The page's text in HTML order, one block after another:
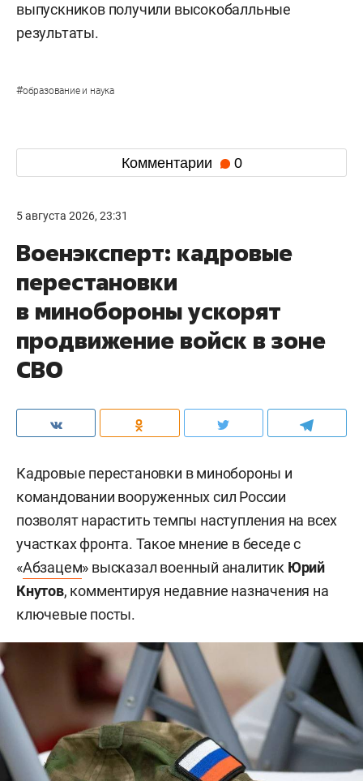
выпускников получили высокобалльные
результаты.
#образование и наука
Комментарии 0
5 августа 2026, 23:31
Военэксперт: кадровые
перестановки
в минобороны ускорят
продвижение войск в зоне
СВО
Кадровые перестановки в минобороны и
командовании вооруженных сил России
позволят нарастить темпы наступления на всех
участках фронта. Такое мнение в беседе с
«Абзацем» высказал военный аналитик Юрий
Кнутов, комментируя недавние назначения на
ключевые посты.